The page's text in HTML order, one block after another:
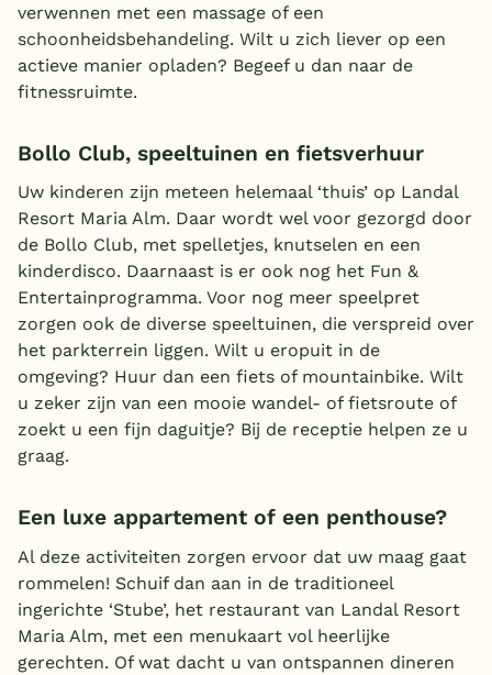
verwennen met een massage of een
schoonheidsbehandeling. Wilt u zich liever op een
actieve manier opladen? Begeef u dan naar de
fitnessruimte.
Bollo Club, speeltuinen en fietsverhuur
Uw kinderen zijn meteen helemaal ‘thuis’ op Landal
Resort Maria Alm. Daar wordt wel voor gezorgd door
de Bollo Club, met spelletjes, knutselen en een
kinderdisco. Daarnaast is er ook nog het Fun &
Entertainprogramma. Voor nog meer speelpret
zorgen ook de diverse speeltuinen, die verspreid over
het parkterrein liggen. Wilt u eropuit in de
omgeving? Huur dan een fiets of mountainbike. Wilt
u zeker zijn van een mooie wandel- of fietsroute of
zoekt u een fijn daguitje? Bij de receptie helpen ze u
graag.
Een luxe appartement of een penthouse?
Al deze activiteiten zorgen ervoor dat uw maag gaat
rommelen! Schuif dan aan in de traditioneel
ingerichte ‘Stube’, het restaurant van Landal Resort
Maria Alm, met een menukaart vol heerlijke
gerechten. Of wat dacht u van ontspannen dineren